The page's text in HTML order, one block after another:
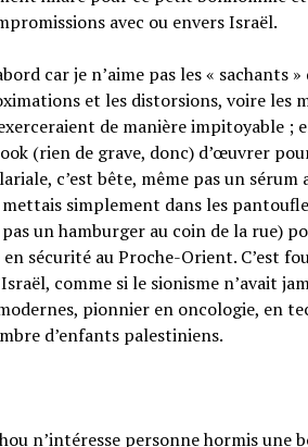
avec ou envers Israël.
car je n’aime pas les « sachants
et les distorsions, voire les
de manière impitoyable ;
(rien de grave, donc) d’œuvrer
c’est bête, même pas un
simplement dans les
un hamburger au coin de la rue)
sécurité au Proche-Orient. C’est
comme si le sionisme n’avait
pionnier en oncologie, en
d’enfants palestiniens.
n’intéresse personne hormis une